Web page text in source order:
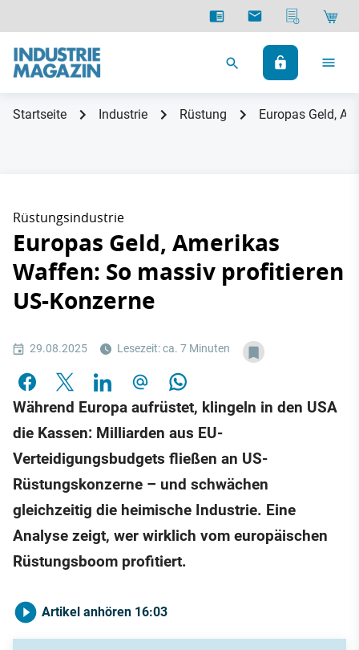
Startseite Industrie Rüstung Europas Geld,
Rüstungsindustrie
Europas Geld, Amerikas
Waffen: So massiv profitieren
US-Konzerne
29.08.2025 Lesezeit: ca. 7 Minuten
Während Europa aufrüstet, klingeln in den USA
die Kassen: Milliarden aus EU-
Verteidigungsbudgets fließen an US-
Rüstungskonzerne – und schwächen
gleichzeitig die heimische Industrie. Eine
Analyse zeigt, wer wirklich vom europäischen
Rüstungsboom profitiert.
Artikel anhören 16:03